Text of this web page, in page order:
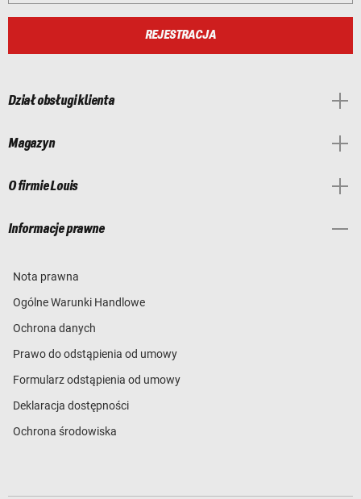
REJESTRACJA
Dział obsługi klienta
Magazyn
O firmie Louis
Informacje prawne
Nota prawna
Ogólne Warunki Handlowe
Ochrona danych
Prawo do odstąpienia od umowy
Formularz odstąpienia od umowy
Deklaracja dostępności
Ochrona środowiska